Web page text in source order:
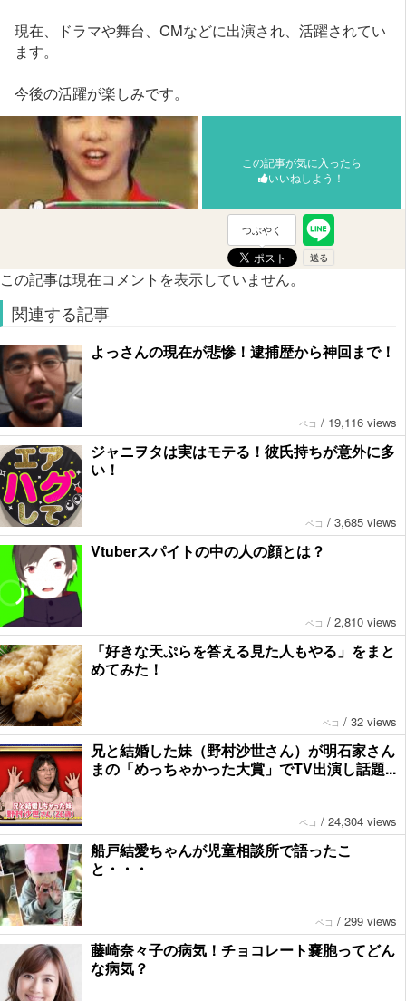
現在、ドラマや舞台、CMなどに出演され、活躍されてい
ます。
今後の活躍が楽しみです。
この記事が気に入ったら
いいねしよう！
つぶやく
この記事は現在コメントを表示していません。
関連する記事
よっさんの現在が悲惨！逮捕歴から神回まで！
ペコ / 19,116 views
ジャニヲタは実はモテる！彼氏持ちが意外に多
い！
ペコ / 3,685 views
Vtuberスパイトの中の人の顔とは？
ペコ / 2,810 views
「好きな天ぷらを答える見た人もやる」をまと
めてみた！
ペコ / 32 views
兄と結婚した妹（野村沙世さん）が明石家さん
まの「めっちゃかった大賞」でTV出演し話題...
ペコ / 24,304 views
船戸結愛ちゃんが児童相談所で語ったこ
と・・・
ペコ / 299 views
藤崎奈々子の病気！チョコレート嚢胞ってどん
な病気？